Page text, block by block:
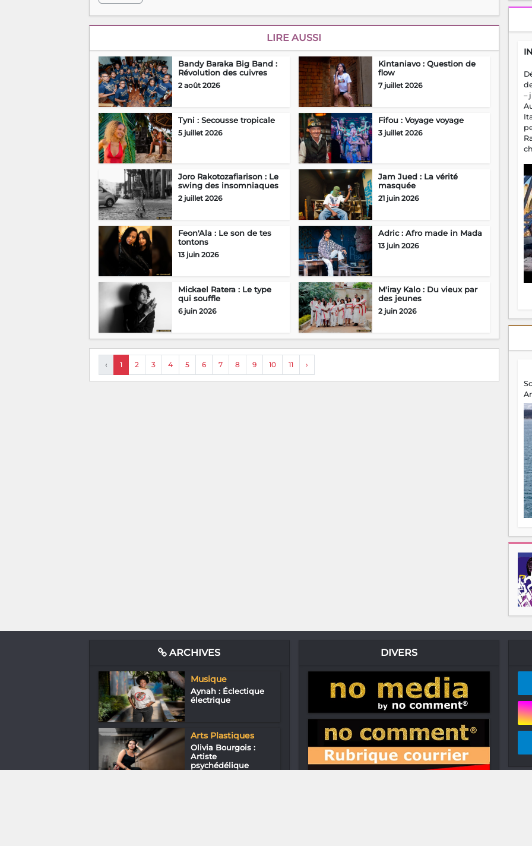
LIRE AUSSI
Bandy Baraka Big Band :
Révolution des cuivres
2 août 2026
Kintaniavo : Question de
flow
7 juillet 2026
Tyni : Secousse tropicale
5 juillet 2026
Fifou : Voyage voyage
3 juillet 2026
Joro Rakotozafiarison : Le
swing des insomniaques
2 juillet 2026
Jam Jued : La vérité
masquée
21 juin 2026
Feon'Ala : Le son de tes
tontons
13 juin 2026
Adric : Afro made in Mada
13 juin 2026
Mickael Ratera : Le type
qui souffle
6 juin 2026
M'iray Kalo : Du vieux par
des jeunes
2 juin 2026
‹ 1 2 3 4 5 6 7 8 9 10 11 ›
–
ARCHIVES
Musique
Aynah : Éclectique
électrique
Arts Plastiques
Olivia Bourgois :
Artiste
psychédélique
DIVERS